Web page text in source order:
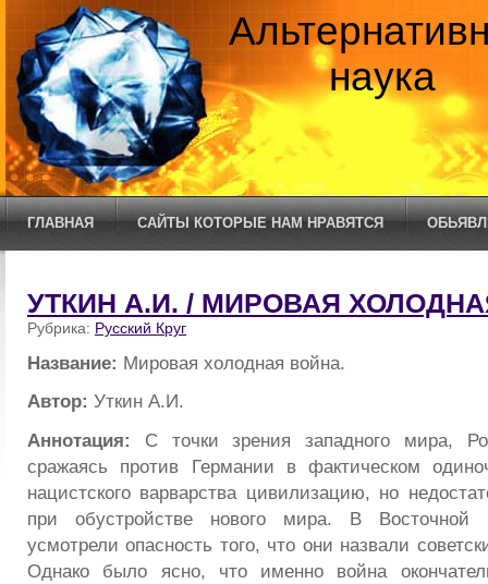
наука
ГЛАВНАЯ САЙТЫ КОТОРЫЕ НАМ НРАВЯТСЯ
УТКИН А.И. / МИРОВАЯ
Рубрика: Русский Круг
Название: Мировая холодная война.
Автор: Уткин А.И.
Аннотация: С точки зрения западного мира,
сражаясь против Германии в фактическом
нацистского варварства цивилизацию, но
при обустройстве нового мира. В Восточной
усмотрели опасность того, что они назвали
Однако было ясно, что именно война